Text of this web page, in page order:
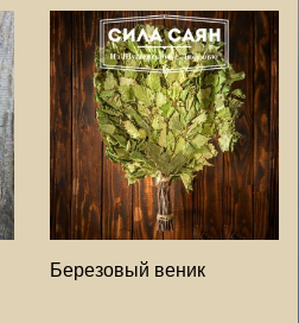
Березовый веник
Выберите количество:
Продолжить Отмена